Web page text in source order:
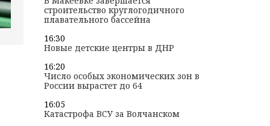
строительство круглогодичного
плавательного бассейна
16:30
Новые детские центры в ДНР
16:20
Число особых экономических зон в
России вырастет до 64
16:05
Катастрофа ВСУ за Волчанском